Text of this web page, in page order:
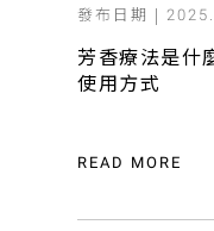
發布日期 |
芳香療法是什
使用方式
READ MORE